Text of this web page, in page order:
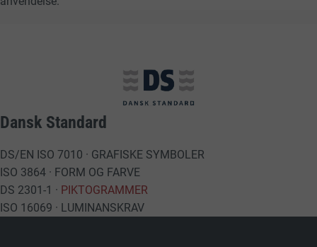
Dansk Standard
DS/EN ISO 7010 · GRAFISKE SYMBOLER
ISO 3864 · FORM OG FARVE
DS 2301-1 · PIKTOGRAMMER
ISO 16069 · LUMINANSKRAV